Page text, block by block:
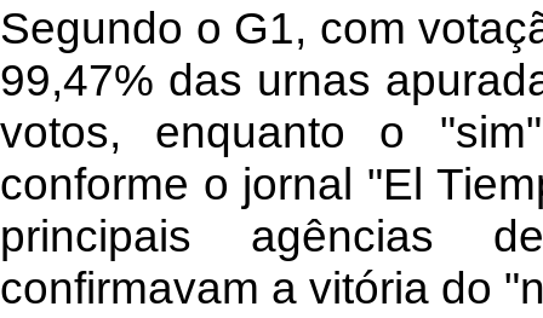
Segundo o G1, com
99,47% das urnas
votos, enquanto o
conforme o jornal "El
principais agências
confirmavam a vitória do